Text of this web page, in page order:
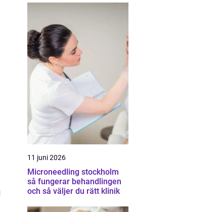
11 juni 2026
Microneedling stockholm
så fungerar behandlingen
och så väljer du rätt klinik